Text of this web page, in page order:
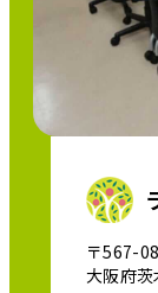
〒567-
大阪府